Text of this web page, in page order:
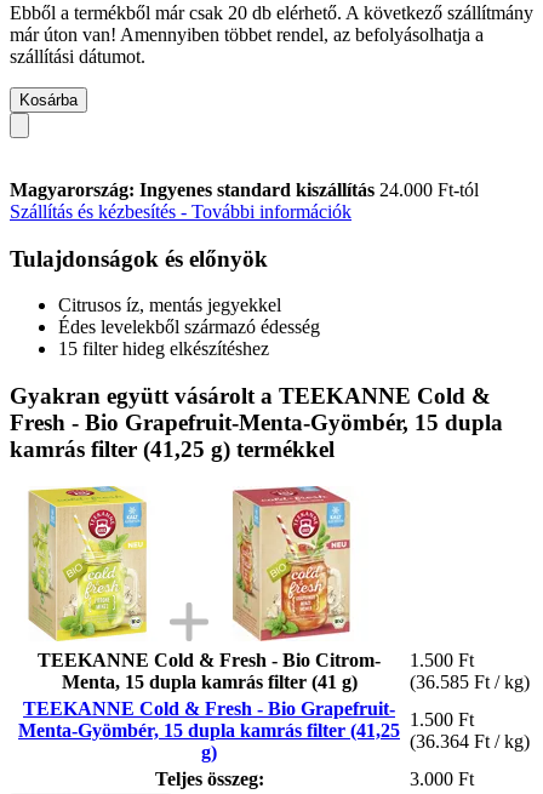
Ebből a termékből már csak 20 db elérhető. A következő szállítmány
már úton van! Amennyiben többet rendel, az befolyásolhatja a
szállítási dátumot.
Kosárba
Magyarország: Ingyenes standard kiszállítás 24.000 Ft-tól
Szállítás és kézbesítés - További információk
Tulajdonságok és előnyök
Citrusos íz, mentás jegyekkel
Édes levelekből származó édesség
15 filter hideg elkészítéshez
Gyakran együtt vásárolt a TEEKANNE Cold &
Fresh - Bio Grapefruit-Menta-Gyömbér, 15 dupla
kamrás filter (41,25 g) termékkel
TEEKANNE Cold & Fresh - Bio Citrom-
Menta, 15 dupla kamrás filter (41 g)
1.500 Ft
(36.585 Ft / kg)
TEEKANNE Cold & Fresh - Bio Grapefruit-
Menta-Gyömbér, 15 dupla kamrás filter (41,25
g)
1.500 Ft
(36.364 Ft / kg)
Teljes összeg:
3.000 Ft